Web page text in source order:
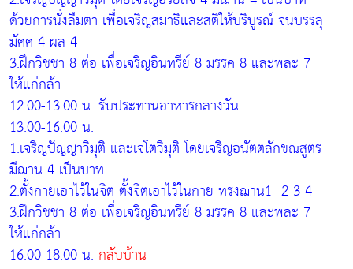
ด้วยการนั่งลืมตา เพื่อเจริญสมาธิและสติให้บริบูรณ์ จนบรรลุ
มัคค 4 ผล 4
3.ฝึกวิชชา 8 ต่อ เพื่อเจริญอินทรีย์ 8 มรรค 8 และพละ 7
ให้แก่กล้า
12.00-13.00 น. รับประทานอาหารกลางวัน
13.00-16.00 น.
1.เจริญปัญญาวิมุติ และเจโตวิมุติ โดยเจริญอนัตตลักขณสูตร
มีฌาน 4 เป็นบาท
2.ตั้งกายเอาไว้ในจิต ตั้งจิตเอาไว้ในกาย ทรงฌาน1- 2-3-4
3.ฝึกวิชชา 8 ต่อ เพื่อเจริญอินทรีย์ 8 มรรค 8 และพละ 7
ให้แก่กล้า
16.00-18.00 น. กลับบ้าน